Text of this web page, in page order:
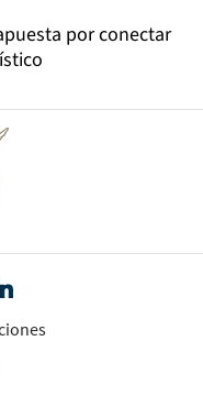
por conectar